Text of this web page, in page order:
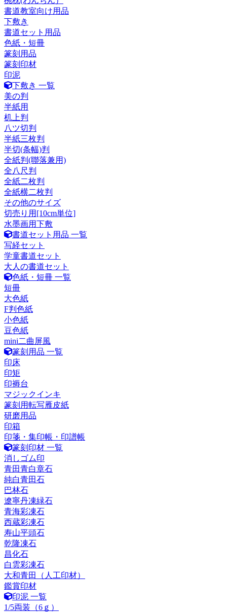
書道教室向け用品
下敷き
書道セット用品
色紙・短冊
篆刻用品
篆刻印材
印泥
下敷き 一覧
美の判
半紙用
机上判
八ツ切判
半紙三枚判
半切(条幅)判
全紙判(聯落兼用)
全八尺判
全紙二枚判
全紙横二枚判
その他のサイズ
切売り用[10cm単位]
水墨画用下敷
書道セット用品 一覧
写経セット
学童書道セット
大人の書道セット
色紙・短冊 一覧
短冊
大色紙
F判色紙
小色紙
豆色紙
mini二曲屏風
篆刻用品 一覧
印床
印矩
印褥台
マジックインキ
篆刻用転写雁皮紙
研磨用品
印箱
印箋・集印帳・印譜帳
篆刻印材 一覧
消しゴム印
青田青白章石
純白青田石
巴林石
遼寧丹凍緑石
青海彩凍石
西蔵彩凍石
寿山平頭石
乾隆凍石
昌化石
白雲彩凍石
大和青田（人工印材）
鑑賞印材
印泥 一覧
1/5両装（6ｇ）